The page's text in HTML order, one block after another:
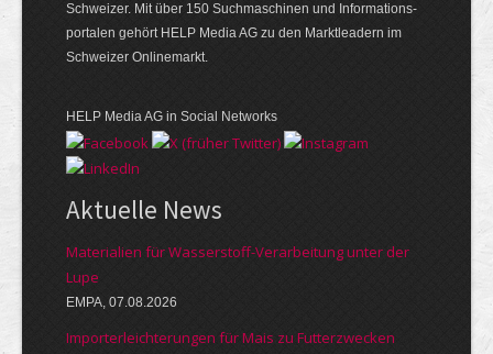
Schweizer. Mit über 150 Suchmaschinen und Informations­
portalen gehört HELP Media AG zu den Marktleadern im
Schweizer Onlinemarkt.
HELP Media AG in Social Networks
Aktuelle News
Materialien für Wasserstoff-Verarbeitung unter der
Lupe
EMPA, 07.08.2026
Importerleichterungen für Mais zu Futterzwecken